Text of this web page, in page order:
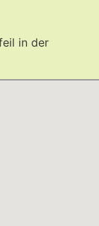
in der